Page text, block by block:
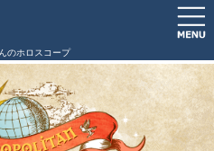
のホロスコープ